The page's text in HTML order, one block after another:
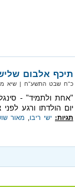
תיכף אלבום
כ"ח שבט התשע"ח‏ | שיא מיוזיק‏ | 0
"אחת ולתמיד" -
יום הולדתו ורגע
תגיות: ישי ריבו מאור